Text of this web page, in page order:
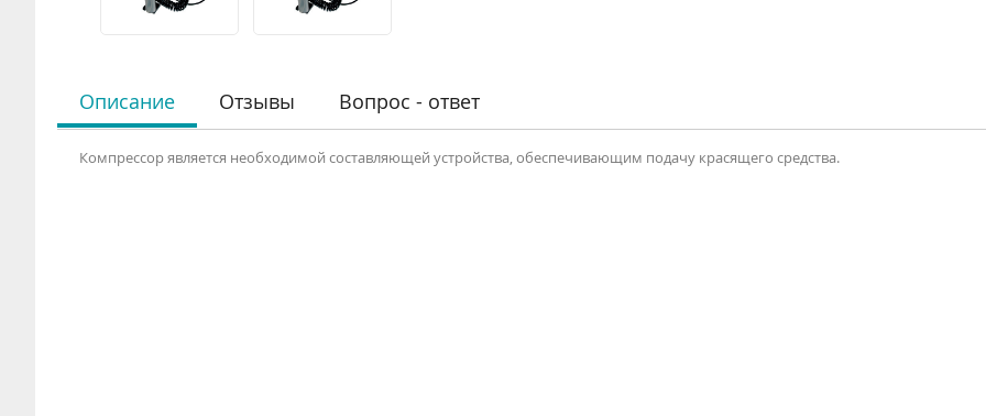
Описание
Компрессор является необходимой составляющей устройства, обеспечивающим подачу красящего средства.
Отзывы Вопрос - ответ